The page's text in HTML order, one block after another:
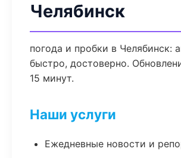
Челябинск
погода и пробки в Челябинск:
быстро, достоверно.
15 минут.
Наши услуги
Ежедневные новости и